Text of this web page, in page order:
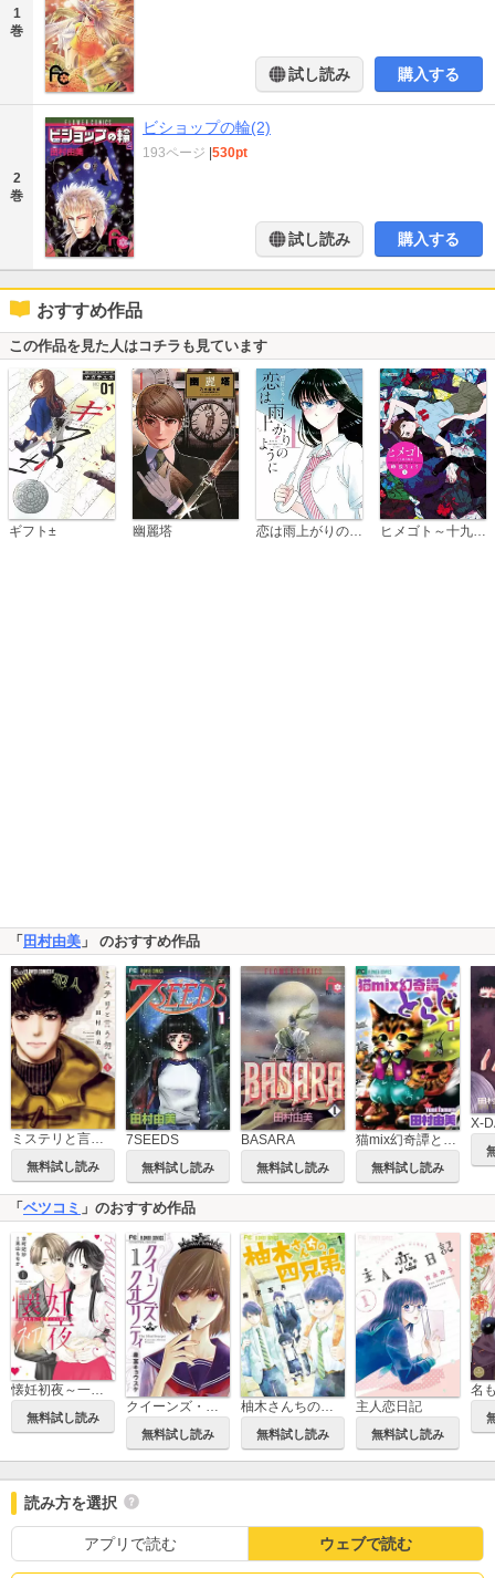
1
巻
試し読み 購入する
2
巻
ビショップの輪(2)
193ページ |530pt
試し読み 購入する
おすすめ作品
この作品を見た人はコチラも見ています
ギフト± 幽麗塔
「田村由美 」 のおすすめ作品
ミステリと言う勿れ
無料試し読み
7SEEDS
無料試し読み
BASARA
無料試し読み
猫mix幻奇譚とらじ
無料試し読み
X-
「 ベツコミ 」のおすすめ作品
懐妊初夜～一途な社長は求愛の手を緩めない～
無料試し読み
クイーンズ・クオリティ
無料試し読み
柚木さんちの四兄弟。
無料試し読み
主人恋日記
無料試し読み
読み方を選択
アプリで読む ウェブで読む